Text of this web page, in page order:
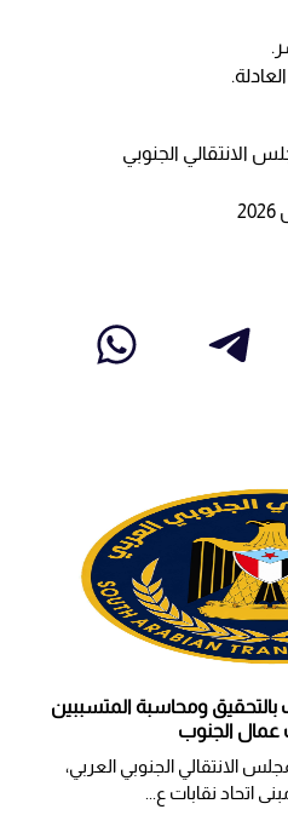
الانتقالي الجنوبي
ومحاسبة المتسببين
عمال الجنوب
الانتقالي الجنوبي العربي،
اتحاد نقابات ع...